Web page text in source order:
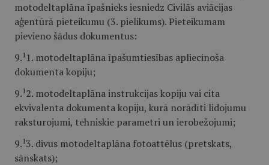
motodeltaplāna īpašnieks iesniedz Civilās aviācijas
aģentūrā pieteikumu (3. pielikums). Pieteikumam
pievieno šādus dokumentus:
9. 1 1. motodeltaplāna īpašumtiesības apliecinoša
dokumenta kopiju;
9. 1 2. motodeltaplāna instrukcijas kopiju vai cita
ekvivalenta dokumenta kopiju, kurā norādīti lidojumu
raksturojumi, tehniskie parametri un ierobežojumi;
9. 1 3. divus motodeltaplāna fotoattēlus (pretskats,
sānskats);